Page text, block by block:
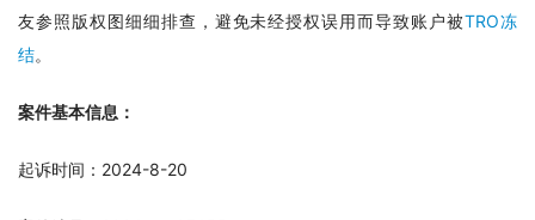
友参照版权图细细排查，避免未经授权误用而导致账户被TRO冻
结。
案件基本信息：
起诉时间：2024-8-20